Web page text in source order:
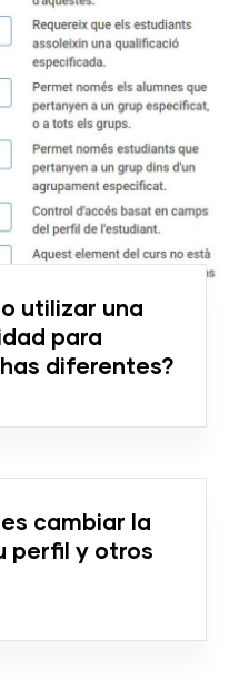
utilizar una
para
diferentes?
cambiar la
perfil y otros